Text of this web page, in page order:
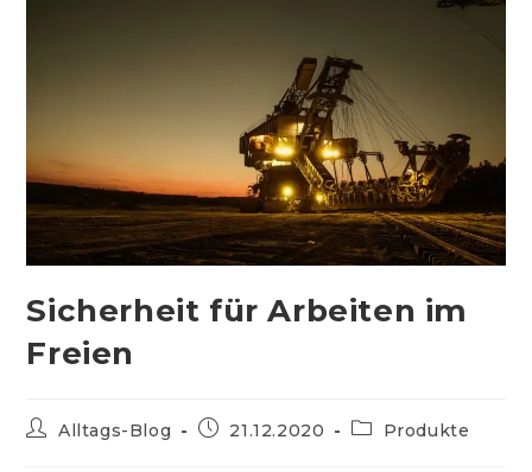
Sicherheit für Arbeiten im
Freien
Beitrags-
Alltags-Blog
Beitrag21.12.2020
Beitrags-
Produkte